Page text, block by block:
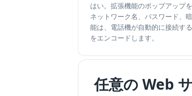
はい。拡張機能のポップアップ
ネットワーク名、パスワード、
能は、電話機が自動的に接続す
をエンコードします。
任意の Web